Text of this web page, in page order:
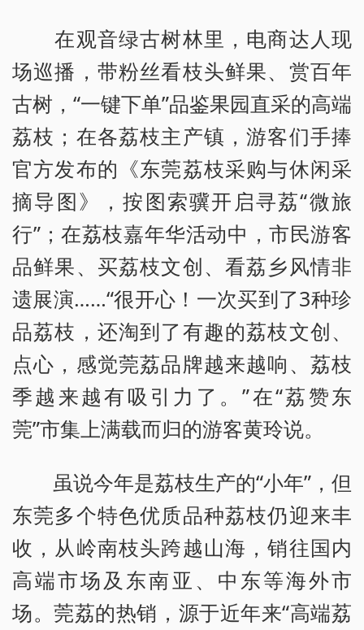
在观音绿古树林里，电商达人现
场巡播，带粉丝看枝头鲜果、赏百年
古树，“一键下单”品鉴果园直采的高端
荔枝；在各荔枝主产镇，游客们手捧
官方发布的《东莞荔枝采购与休闲采
摘导图》，按图索骥开启寻荔“微旅
行”；在荔枝嘉年华活动中，市民游客
品鲜果、买荔枝文创、看荔乡风情非
遗展演……“很开心！一次买到了3种珍
品荔枝，还淘到了有趣的荔枝文创、
点心，感觉莞荔品牌越来越响、荔枝
季越来越有吸引力了。”在“荔赞东
莞”市集上满载而归的游客黄玲说。
虽说今年是荔枝生产的“小年”，但
东莞多个特色优质品种荔枝仍迎来丰
收，从岭南枝头跨越山海，销往国内
高端市场及东南亚、中东等海外市
场。莞荔的热销，源于近年来“高端荔